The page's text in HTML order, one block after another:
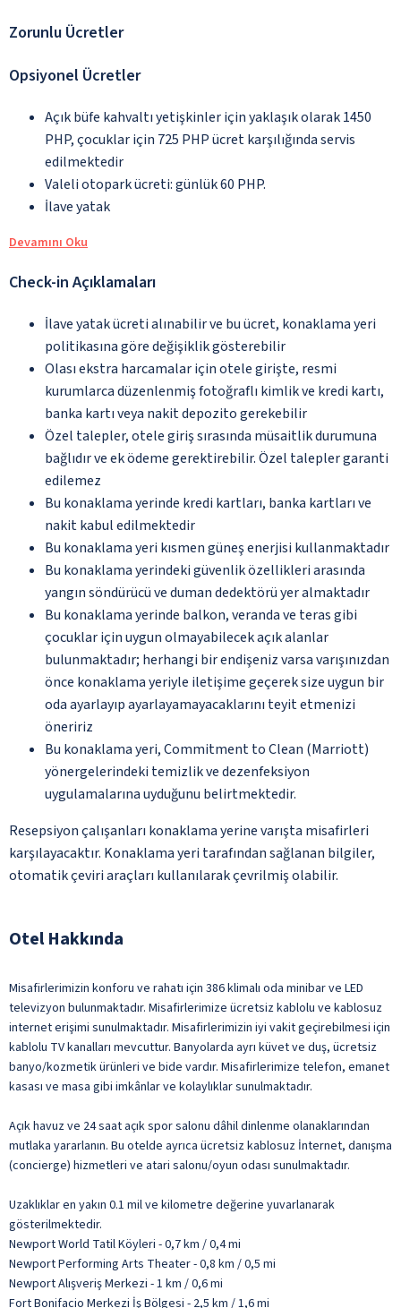
Zorunlu Ücretler
Opsiyonel Ücretler
Açık büfe kahvaltı yetişkinler için yaklaşık olarak 1450
PHP, çocuklar için 725 PHP ücret karşılığında servis
edilmektedir
Valeli otopark ücreti: günlük 60 PHP.
İlave yatak
Devamını Oku
Check-in Açıklamaları
İlave yatak ücreti alınabilir ve bu ücret, konaklama yeri
politikasına göre değişiklik gösterebilir
Olası ekstra harcamalar için otele girişte, resmi
kurumlarca düzenlenmiş fotoğraflı kimlik ve kredi kartı,
banka kartı veya nakit depozito gerekebilir
Özel talepler, otele giriş sırasında müsaitlik durumuna
bağlıdır ve ek ödeme gerektirebilir. Özel talepler garanti
edilemez
Bu konaklama yerinde kredi kartları, banka kartları ve
nakit kabul edilmektedir
Bu konaklama yeri kısmen güneş enerjisi kullanmaktadır
Bu konaklama yerindeki güvenlik özellikleri arasında
yangın söndürücü ve duman dedektörü yer almaktadır
Bu konaklama yerinde balkon, veranda ve teras gibi
çocuklar için uygun olmayabilecek açık alanlar
bulunmaktadır; herhangi bir endişeniz varsa varışınızdan
önce konaklama yeriyle iletişime geçerek size uygun bir
oda ayarlayıp ayarlayamayacaklarını teyit etmenizi
öneririz
Bu konaklama yeri, Commitment to Clean (Marriott)
yönergelerindeki temizlik ve dezenfeksiyon
uygulamalarına uyduğunu belirtmektedir.
Resepsiyon çalışanları konaklama yerine varışta misafirleri
karşılayacaktır. Konaklama yeri tarafından sağlanan bilgiler,
otomatik çeviri araçları kullanılarak çevrilmiş olabilir.
Otel Hakkında
Misafirlerimizin konforu ve rahatı için 386 klimalı oda minibar ve LED
televizyon bulunmaktadır. Misafirlerimize ücretsiz kablolu ve kablosuz
internet erişimi sunulmaktadır. Misafirlerimizin iyi vakit geçirebilmesi için
kablolu TV kanalları mevcuttur. Banyolarda ayrı küvet ve duş, ücretsiz
banyo/kozmetik ürünleri ve bide vardır. Misafirlerimize telefon, emanet
kasası ve masa gibi imkânlar ve kolaylıklar sunulmaktadır.
Açık havuz ve 24 saat açık spor salonu dâhil dinlenme olanaklarından
mutlaka yararlanın. Bu otelde ayrıca ücretsiz kablosuz İnternet, danışma
(concierge) hizmetleri ve atari salonu/oyun odası sunulmaktadır.
Uzaklıklar en yakın 0.1 mil ve kilometre değerine yuvarlanarak
gösterilmektedir.
Newport World Tatil Köyleri - 0,7 km / 0,4 mi
Newport Performing Arts Theater - 0,8 km / 0,5 mi
Newport Alışveriş Merkezi - 1 km / 0,6 mi
Fort Bonifacio Merkezi İş Bölgesi - 2,5 km / 1,6 mi